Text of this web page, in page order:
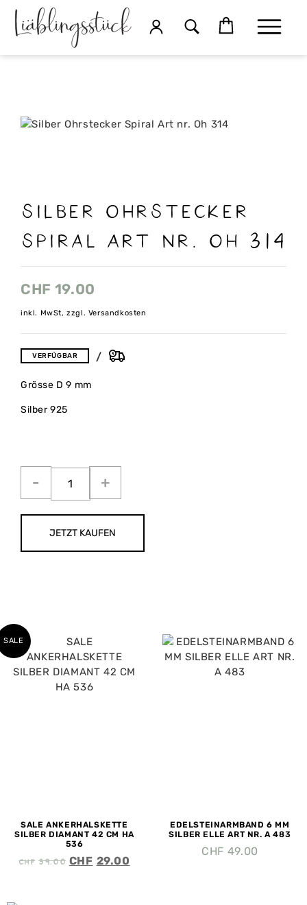
Silber Ohrstecker
Spiral Art nr. Oh 314
CHF 19.00
inkl. MwSt, zzgl. Versandkosten
VERFÜGBAR
Grösse D 9 mm
Silber 925
JETZT KAUFEN
SALE
SALE ANKERHALSKETTE
SILBER DIAMANT 42 CM HA
536
CHF39.00 CHF 29.00
EDELSTEINARMBAND 6 MM
SILBER ELLE ART NR. A 483
CHF 49.00